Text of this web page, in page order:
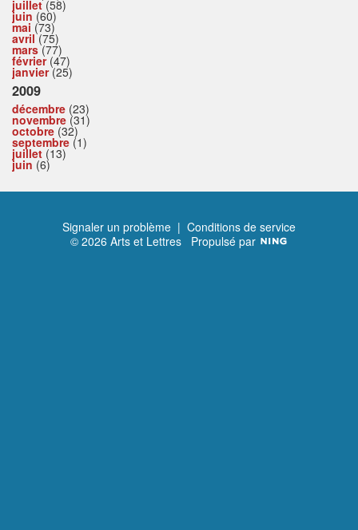
juillet(58)
juin (60)
mai (73)
avril(75)
mars(77)
février(47)
janvier(25)
2009
décembre (23)
novembre (31)
octobre (32)
septembre (1)
juillet (13)
juin (6)
Signaler un problème | Conditions de service
© 2026 Arts et Lettres Propulsé par